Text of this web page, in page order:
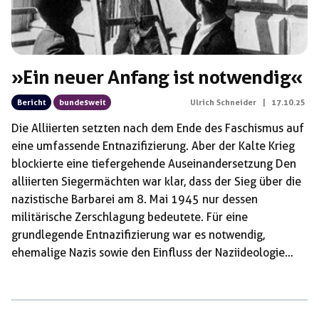
»Ein neuer Anfang ist notwendig«
Bericht bundesweit Ulrich Schneider | 17.10.25
Die Alliierten setzten nach dem Ende des Faschismus auf
eine umfassende Entnazifizierung. Aber der Kalte Krieg
blockierte eine tiefergehende Auseinandersetzung Den
alliierten Siegermächten war klar, dass der Sieg über die
nazistische Barbarei am 8. Mai 1945 nur dessen
militärische Zerschlagung bedeutete. Für eine
grundlegende Entnazifizierung war es notwendig,
ehemalige Nazis sowie den Einfluss der Naziideologie